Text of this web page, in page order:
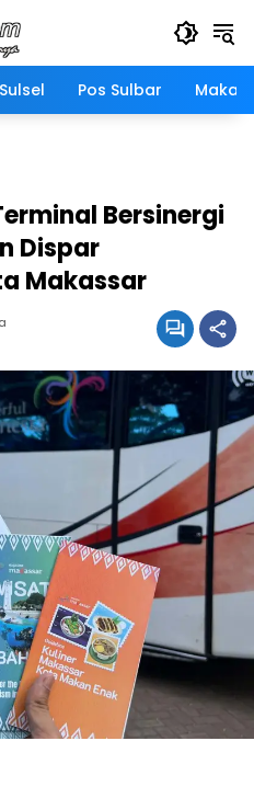
Pos Sulbar
Bersinergi
Dispar
Makassar